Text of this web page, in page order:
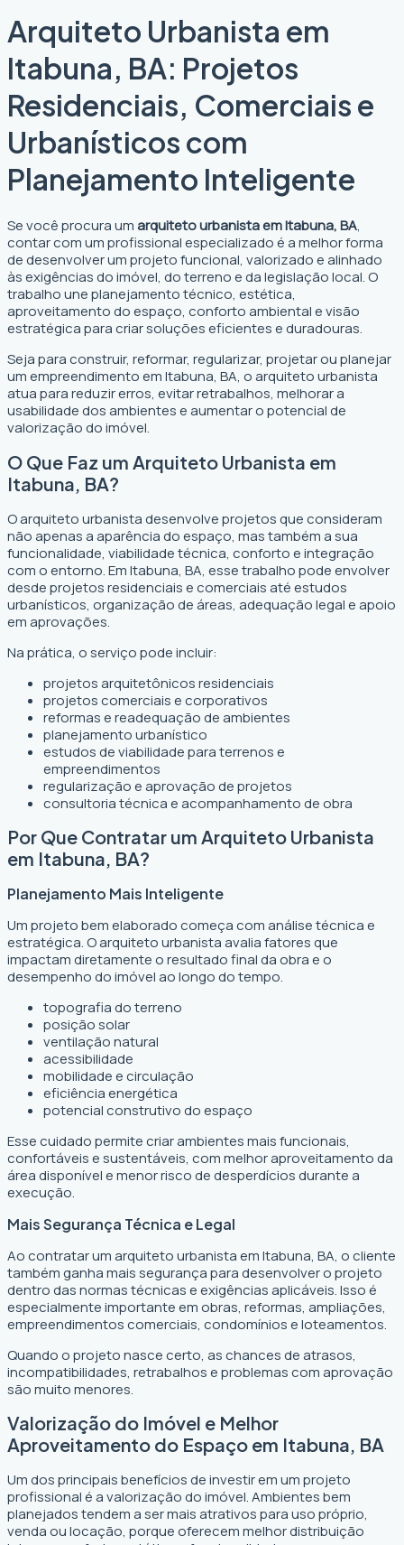
Arquiteto Urbanista em
Itabuna, BA: Projetos
Residenciais, Comerciais e
Urbanísticos com
Planejamento Inteligente
Se você procura umarquiteto urbanista em Itabuna, BA,
contar com um profissional especializado é a melhor forma
de desenvolver um projeto funcional, valorizado e alinhado
às exigências do imóvel, do terreno e da legislação local. O
trabalho une planejamento técnico, estética,
aproveitamento do espaço, conforto ambiental e visão
estratégica para criar soluções eficientes e duradouras.
Seja para construir, reformar, regularizar, projetar ou planejar
um empreendimento em Itabuna, BA, o arquiteto urbanista
atua para reduzir erros, evitar retrabalhos, melhorar a
usabilidade dos ambientes e aumentar o potencial de
valorização do imóvel.
O Que Faz um Arquiteto Urbanista em
Itabuna, BA?
O arquiteto urbanista desenvolve projetos que consideram
não apenas a aparência do espaço, mas também a sua
funcionalidade, viabilidade técnica, conforto e integração
com o entorno. Em Itabuna, BA, esse trabalho pode envolver
desde projetos residenciais e comerciais até estudos
urbanísticos, organização de áreas, adequação legal e apoio
em aprovações.
Na prática, o serviço pode incluir:
projetos arquitetônicos residenciais
projetos comerciais e corporativos
reformas e readequação de ambientes
planejamento urbanístico
estudos de viabilidade para terrenos e
empreendimentos
regularização e aprovação de projetos
consultoria técnica e acompanhamento de obra
Por Que Contratar um Arquiteto Urbanista
em Itabuna, BA?
Planejamento Mais Inteligente
Um projeto bem elaborado começa com análise técnica e
estratégica. O arquiteto urbanista avalia fatores que
impactam diretamente o resultado final da obra e o
desempenho do imóvel ao longo do tempo.
topografia do terreno
posição solar
ventilação natural
acessibilidade
mobilidade e circulação
eficiência energética
potencial construtivo do espaço
Esse cuidado permite criar ambientes mais funcionais,
confortáveis e sustentáveis, com melhor aproveitamento da
área disponível e menor risco de desperdícios durante a
execução.
Mais Segurança Técnica e Legal
Ao contratar um arquiteto urbanista em Itabuna, BA, o cliente
também ganha mais segurança para desenvolver o projeto
dentro das normas técnicas e exigências aplicáveis. Isso é
especialmente importante em obras, reformas, ampliações,
empreendimentos comerciais, condomínios e loteamentos.
Quando o projeto nasce certo, as chances de atrasos,
incompatibilidades, retrabalhos e problemas com aprovação
são muito menores.
Valorização do Imóvel e Melhor
Aproveitamento do Espaço em Itabuna, BA
Um dos principais benefícios de investir em um projeto
profissional é a valorização do imóvel. Ambientes bem
planejados tendem a ser mais atrativos para uso próprio,
venda ou locação, porque oferecem melhor distribuição